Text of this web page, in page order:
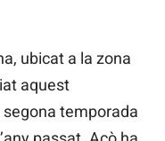
ubicat a la zona
aquest
segona temporada